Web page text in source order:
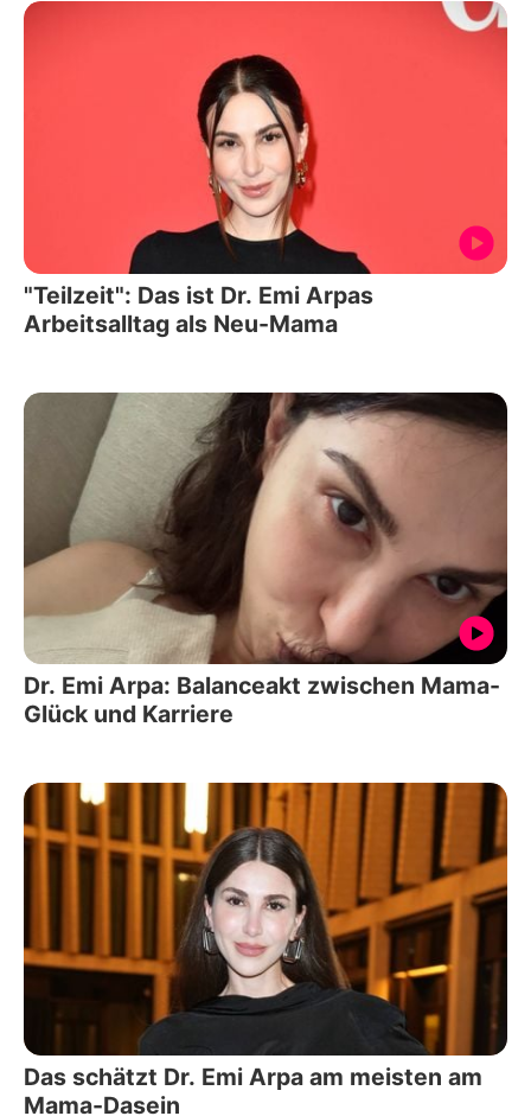
"Teilzeit": Das ist Dr. Emi Arpas
Arbeitsalltag als Neu-Mama
Dr. Emi Arpa: Balanceakt zwischen Mama-
Glück und Karriere
Das schätzt Dr. Emi Arpa am meisten am
Mama-Dasein